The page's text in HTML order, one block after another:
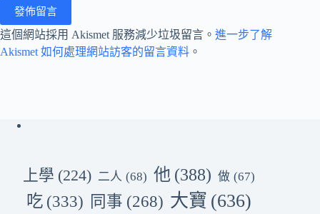
發佈留言
這個網站採用 Akismet 服務減少垃圾留言。 進一步了解
Akismet 如何處理網站訪客的留言資料 。
上學 (224) 二人 (68) 他 (388) 做 (67)
吃 (333) 同事 (268) 大寶 (636)